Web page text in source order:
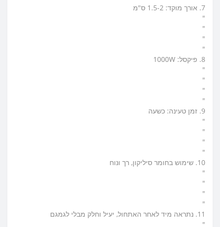
7. אורך מוקד: 1.5-2 ס"מ
"
"
"
"
8. פיקסל: 1000W
"
"
"
"
9. זמן טעינה: כשעה
"
"
"
"
10. שימוש בחומר סיליקון, רך ונוח
"
"
"
"
11. נתראה מיד לאחר האתחול, יעיל וחלק מבלי לגמגם
"